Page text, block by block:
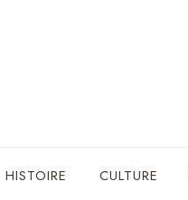
HISTOIRE CULTURE